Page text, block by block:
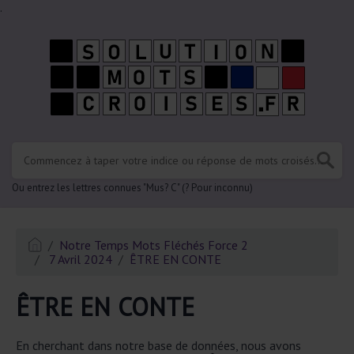
.
Ou entrez les lettres connues "Mus? C" (? Pour inconnu)
Notre Temps Mots Fléchés Force 2
7 Avril 2024
ÊTRE EN CONTE
ÊTRE EN CONTE
En cherchant dans notre base de données, nous avons